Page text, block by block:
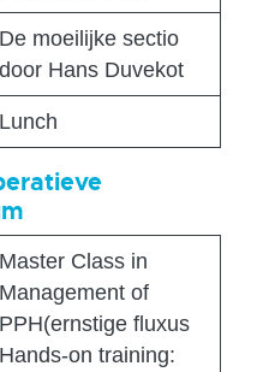
De moeilijke sectio
door Hans Duvekot
Lunch
Master Class in
Management of
PPH(ernstige fluxus
Hands-on training: